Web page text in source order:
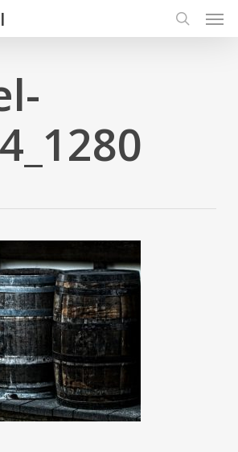
search